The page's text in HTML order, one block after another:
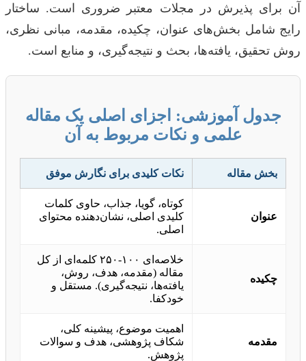
آن برای پذیرش در مجلات معتبر ضروری است. ساختار
رایج شامل بخش‌های عنوان، چکیده، مقدمه، مبانی نظری،
روش تحقیق، یافته‌ها، بحث و نتیجه‌گیری، و منابع است.
جدول آموزشی: اجزای اصلی یک مقاله
علمی و نکات مربوط به آن
بخش مقاله نکات کلیدی برای نگارش موفق
عنوان
کوتاه، گویا، جذاب، حاوی کلمات
کلیدی اصلی، نشان‌دهنده محتوای
اصلی.
چکیده
خلاصه‌ای ۱۰۰-۲۵۰ کلمه‌ای از کل
مقاله (مقدمه، هدف، روش،
یافته‌ها، نتیجه‌گیری). مستقل و
خودکفا.
مقدمه
اهمیت موضوع، پیشینه کلی،
شکاف پژوهشی، هدف و سوالات
پژوهش.